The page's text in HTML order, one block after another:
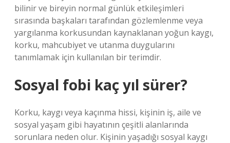
bilinir ve bireyin normal günlük etkileşimleri
sırasında başkaları tarafından gözlemlenme veya
yargılanma korkusundan kaynaklanan yoğun kaygı,
korku, mahcubiyet ve utanma duygularını
tanımlamak için kullanılan bir terimdir.
Sosyal fobi kaç yıl sürer?
Korku, kaygı veya kaçınma hissi, kişinin iş, aile ve
sosyal yaşam gibi hayatının çeşitli alanlarında
sorunlara neden olur. Kişinin yaşadığı sosyal kaygı